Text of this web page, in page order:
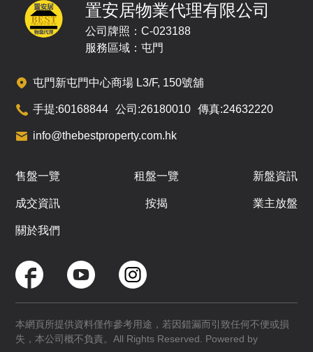
置安居物業代理有限公司
公司牌照：C-023188
服務區域：屯門
屯門新屯門中心商場 L3/F, 150號舖
手提:60168844 公司:26180010 傳真:24632220
info@thebestproperty.com.hk
售盤一覽 租盤一覽 新盤資訊
成交資訊 按揭 業主放盤
關於我們
本網頁所提供資料僅作參考用途，若因錯漏而引致任何不便或損
失，本公司概不負責。All Rights Reserved. Powered by